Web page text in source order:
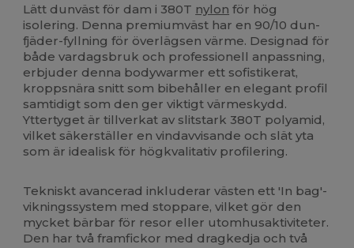
Lätt dunväst för dam i 380T nylon för hög
isolering. Denna premiumväst har en 90/10 dun-
fjäder-fyllning för överlägsen värme. Designad för
både vardagsbruk och professionell anpassning,
erbjuder denna bodywarmer ett sofistikerat,
kroppsnära snitt som bibehåller en elegant profil
samtidigt som den ger viktigt värmeskydd.
Yttertyget är tillverkat av slitstark 380T polyamid,
vilket säkerställer en vindavvisande och slät yta
som är idealisk för högkvalitativ profilering.
Tekniskt avancerad inkluderar västen ett 'In bag'-
vikningssystem med stoppare, vilket gör den
mycket bärbar för resor eller utomhusaktiviteter.
Den har två framfickor med dragkedja och två